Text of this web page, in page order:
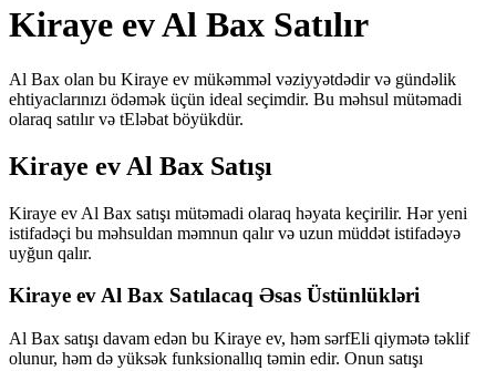
Kiraye ev Al Bax Satılır
Al Bax olan bu Kiraye ev mükəmməl vəziyyətdədir və gündəlik
ehtiyaclarınızı ödəmək üçün ideal seçimdir. Bu məhsul mütəmadi
olaraq satılır və tEləbat böyükdür.
Kiraye ev Al Bax Satışı
Kiraye ev Al Bax satışı mütəmadi olaraq həyata keçirilir. Hər yeni
istifadəçi bu məhsuldan məmnun qalır və uzun müddət istifadəyə
uyğun qalır.
Kiraye ev Al Bax Satılacaq Əsas Üstünlükləri
Al Bax satışı davam edən bu Kiraye ev, həm sərfEli qiymətə təklif
olunur, həm də yüksək funksionallıq təmin edir. Onun satışı